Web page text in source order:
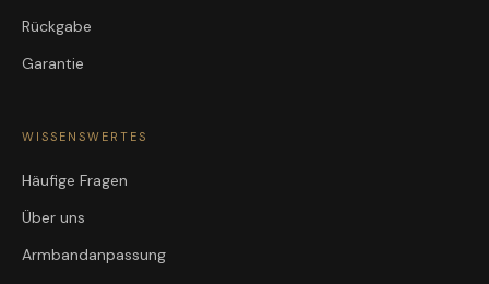
Rückgabe
Garantie
WISSENSWERTES
Häufige Fragen
Über uns
Armbandanpassung